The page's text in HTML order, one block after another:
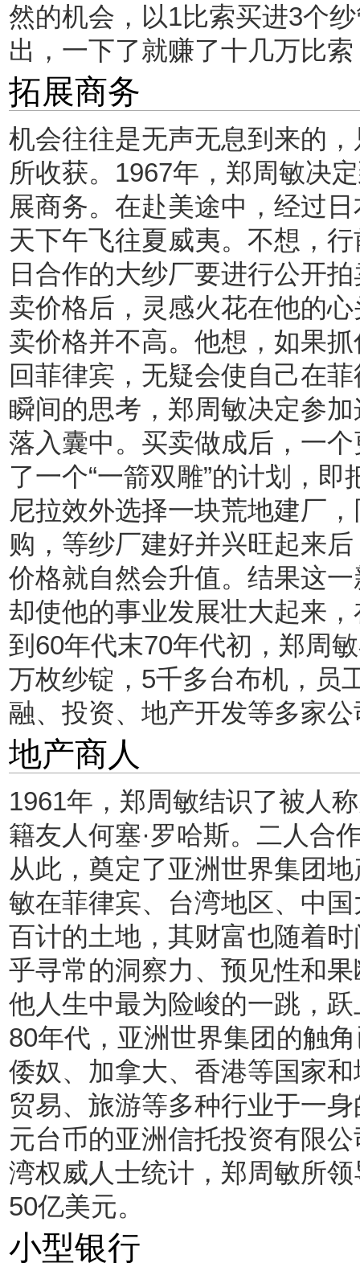
然的机会，以1比索买进3个
出，一下了就赚了十几万比
拓展商务
机会往往是无声无息到来的
所收获。1967年，郑周敏决
展商务。在赴美途中，经过
天下午飞往夏威夷。不想，
日合作的大纱厂要进行公开
卖价格后，灵感火花在他的
卖价格并不高。他想，如果
回菲律宾，无疑会使自己在
瞬间的思考，郑周敏决定参
落入囊中。买卖做成后，一
了一个“一箭双雕”的计划，
尼拉效外选择一块荒地建厂
购，等纱厂建好并兴旺起来
价格就自然会升值。结果这
却使他的事业发展壮大起来
到60年代末70年代初，郑周
万枚纱锭，5千多台布机，员
融、投资、地产开发等多家
地产商人
1961年，郑周敏结识了被人
籍友人何塞·罗哈斯。二人合
从此，奠定了亚洲世界集团
敏在菲律宾、台湾地区、中
百计的土地，其财富也随着
乎寻常的洞察力、预见性和
他人生中最为险峻的一跳，
80年代，亚洲世界集团的触
倭奴、加拿大、香港等国家
贸易、旅游等多种行业于一
元台币的亚洲信托投资有限
湾权威人士统计，郑周敏所
50亿美元。
小型银行